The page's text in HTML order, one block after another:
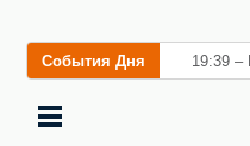
События Дня 19:39 –